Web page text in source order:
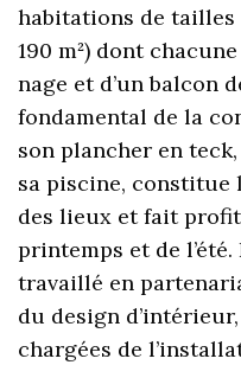
habitations de tailles
190 m²) dont
nage et d’un balcon
fondamental de la
son plancher en
sa piscine, constitue
des lieux et fait
printemps et de
travaillé en
du design
chargées de